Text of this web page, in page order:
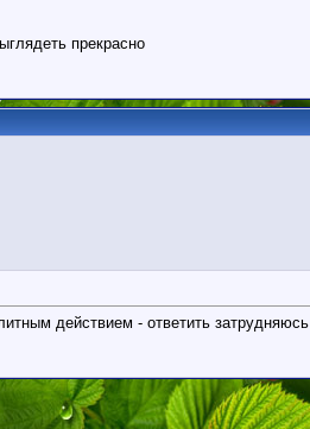
прекрасно
действием - ответить затрудняюсь